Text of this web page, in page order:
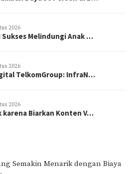
2026
Sukses Melindungi Anak …
2026
TelkomGroup: InfraN…
2026
karena Biarkan Konten V…